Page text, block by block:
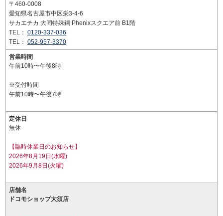
〒460-0008
愛知県名古屋市中区栄3-4-6
サカエチカ 大同特殊鋼 Phenixスクエア前 B1階
TEL： 0120-337-036
TEL： 052-957-3370
営業時間
午前10時〜午後8時
※受付時間
午前10時〜午後7時
定休日
無休
【臨時休業日のお知らせ】
2026年8月19日(水曜)
2026年9月8日(火曜)
店舗名
ドコモショップ大須店